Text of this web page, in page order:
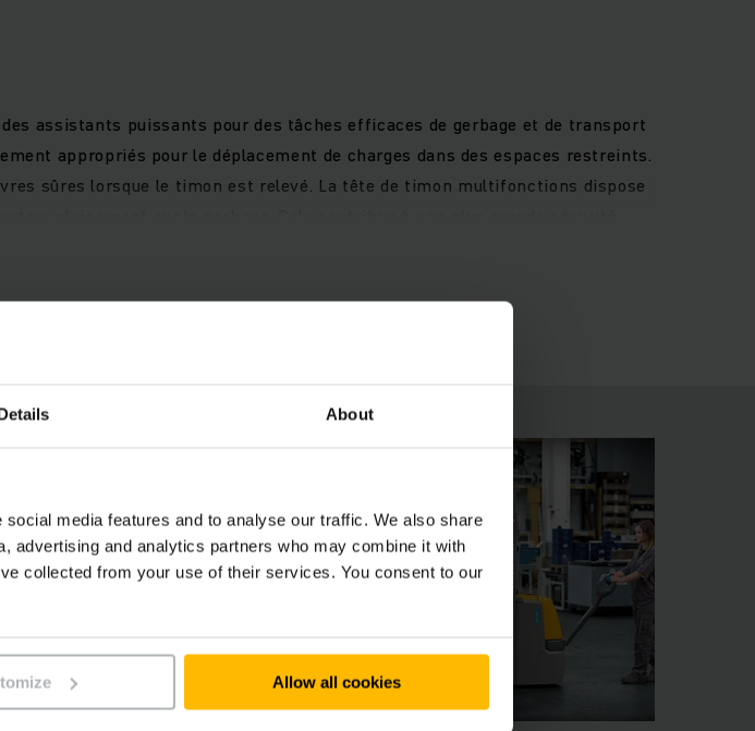
About
media features and to analyse our traffic. We also share
advertising and analytics partners who may combine it with
collected from your use of their services. You consent to our
Allow all cookies
assistants puissants pour des tâches efficaces de gerbage et de transport
appropriés pour le déplacement de charges dans des espaces restreints.
sûres lorsque le timon est relevé. La tête de timon multifonctions dispose
être équipés en option d’un chargeur intégré qui charge les batteries
V.